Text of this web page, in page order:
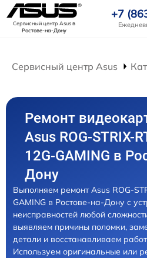
Сервисный центр Asusв
Ростове-на-Дону
+7
Сервисный центр Asus
Ремонт
Asus ROG-STRIX-
12G-GAMING в
Дону
Выполняем ремонт Asus ROG-
GAMING в Ростове-на-Дону с
неисправностей любой
выявляем причины поломки,
детали и восстанавливаем
Используем оригинальные или